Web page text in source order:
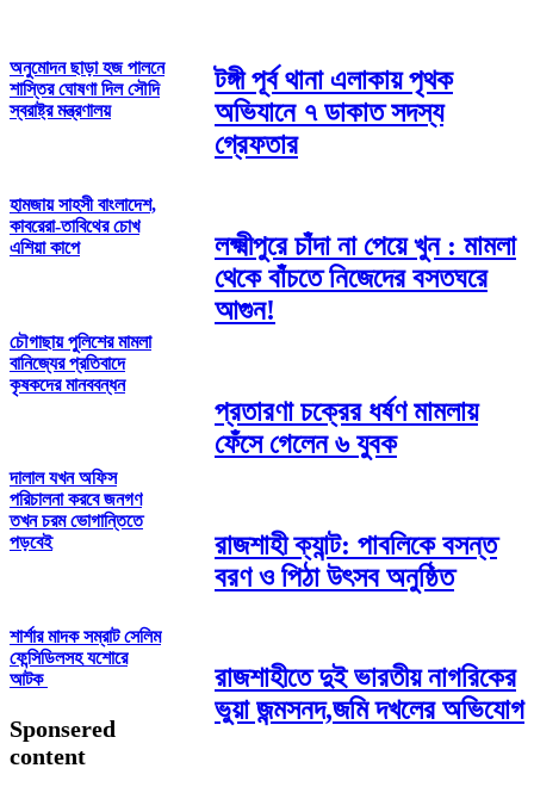
অনুমোদন ছাড়া হজ পালনে
শাস্তির ঘোষণা দিল সৌদি
স্বরাষ্ট্র মন্ত্রণালয়
হামজায় সাহসী বাংলাদেশ,
কাবরেরা-তাবিথের চোখ
এশিয়া কাপে
চৌগাছায় পুলিশের মামলা
বানিজ্যের প্রতিবাদে
কৃষকদের মানববন্ধন
দালাল যখন অফিস
পরিচালনা করবে জনগণ
তখন চরম ভোগান্তিতে
পড়বেই
শার্শার মাদক সম্রাট সেলিম
ফেন্সিডিলসহ যশোরে
আটক
Sponsered
content
টঙ্গী পূর্ব থানা এলাকায় পৃথক
অভিযানে ৭ ডাকাত সদস্য
গ্রেফতার
লক্ষ্মীপুরে চাঁদা না পেয়ে খুন : মামলা
থেকে বাঁচতে নিজেদের বসতঘরে
আগুন!
প্রতারণা চক্রের ধর্ষণ মামলায়
ফেঁসে গেলেন ৬ যুবক
রাজশাহী ক্যান্ট: পাবলিকে বসন্ত
বরণ ও পিঠা উৎসব অনুষ্ঠিত
রাজশাহীতে দুই ভারতীয় নাগরিকের
ভুয়া জন্মসনদ,জমি দখলের অভিযোগ